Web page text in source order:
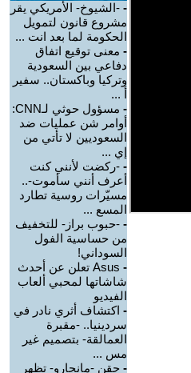
- -الشيوخ- الأمريكي يقر
مشروع قانون لتمويل
الحكومة لما بعد انت ...
- معنى توقيع اتفاق
دفاعي بين السعودية
وتركيا وباكستان.. سفير
أ ...
-
مسؤول حوثي لـCNN:
أوامر شن عمليات ضد
السعوديين لا تأتي من
إي ...
- -ركضت لأنني كنت
أعرف أنني سأموت-..
مسيّرات روسية تطارد
المسع ...
- -حبوب براز- للتخفيف
من حساسية الفول
السوداني!
-
Asus تعلن عن أحدث
شاشاتها لمحبي ألعاب
الفيديو
- اكتشاف أثري نادر في
سردينيا.. -مقبرة
العمالقة- بتصميم غير
مس ...
- حقن -مانجارو- تظهر